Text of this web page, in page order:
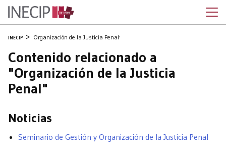
INECIP 'Organización de la Justicia Penal'
Contenido relacionado a
"Organización de la Justicia
Penal"
Noticias
Seminario de Gestión y Organización de la Justicia Penal